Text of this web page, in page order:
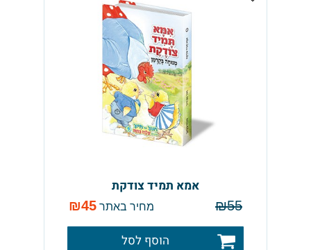
אמא תמיד צודקת
₪55 מחיר באתר ₪45
הוסף לסל